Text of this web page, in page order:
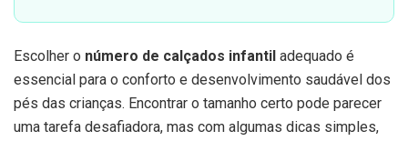
Escolher o número de calçados infantil adequado é
essencial para o conforto e desenvolvimento saudável dos
pés das crianças. Encontrar o tamanho certo pode parecer
uma tarefa desafiadora, mas com algumas dicas simples,